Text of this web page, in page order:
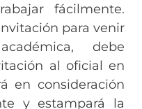
fácilmente.
para venir
debe
al oficial en
en consideración
y estampará la